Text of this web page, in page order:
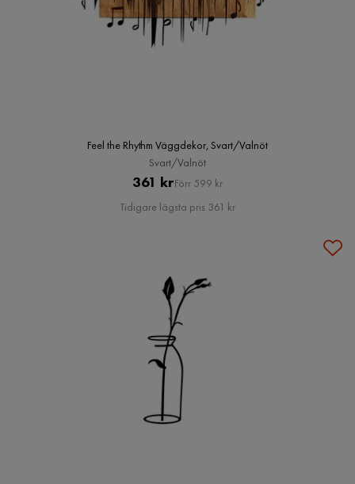
Feel the Rhythm Väggdekor, Svart/Valnöt
Svart/Valnöt
Pris
361 krOriginal
Pris
Förr 599 kr
Tidigare lägsta pris 361 kr